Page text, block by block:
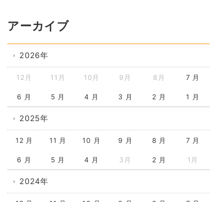
アーカイブ
2026年
12月 11月 10月 9月 8月 7 月
6 月 5 月 4 月 3 月 2 月 1 月
2025年
12 月 11 月 10 月 9 月 8 月 7 月
6 月 5 月 4 月 3月 2 月 1月
2024年